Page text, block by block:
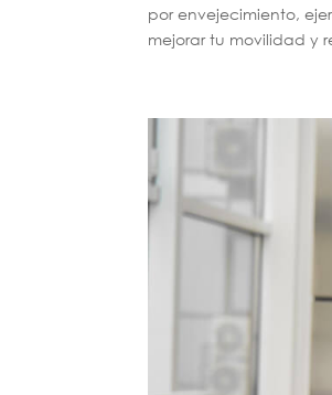
por envejecimiento,
mejorar tu movilidad y